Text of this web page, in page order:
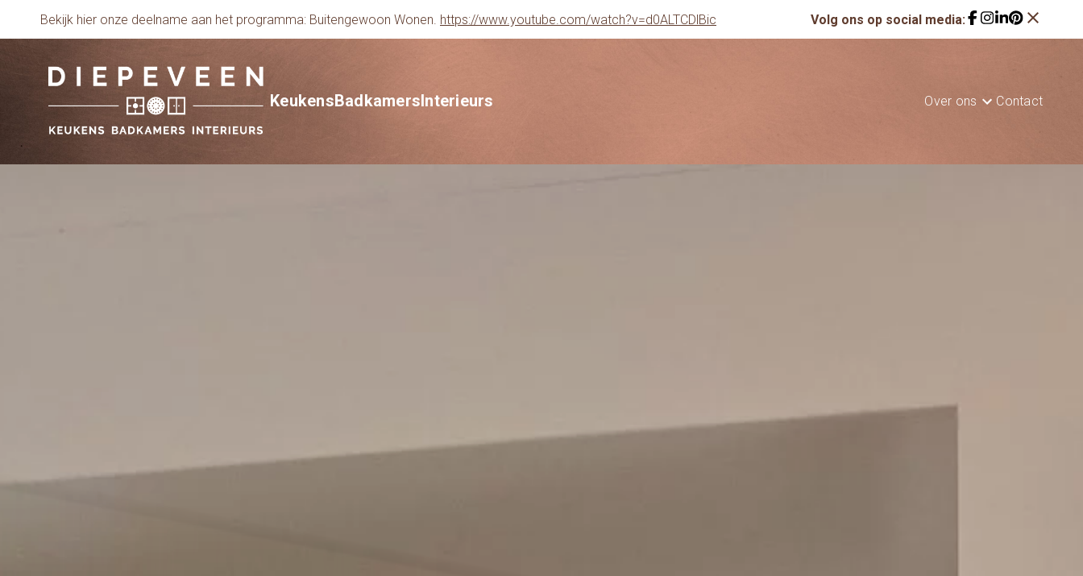
Bekijk hier onze deelname aan het programma: Buitengewoon Wonen. https://www.youtube.com/watch?v=d0ALTCDlBic Volg ons op social media: close
KeukensBadkamersInterieurs Over ons Contact